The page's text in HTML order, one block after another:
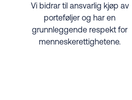
Vi bidrar til ansvarlig kjøp av
porteføljer og har en
grunnleggende respekt for
menneskerettighetene.